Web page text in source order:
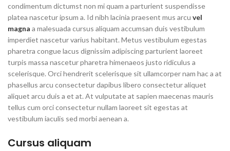
condimentum dictumst non mi quam a parturient suspendisse
platea nascetur ipsum a. Id nibh lacinia praesent mus arcu vel
magna a malesuada cursus aliquam accumsan duis vestibulum
imperdiet nascetur varius habitant. Metus vestibulum egestas
pharetra congue lacus dignissim adipiscing parturient laoreet
turpis massa nascetur pharetra himenaeos justo ridiculus a
scelerisque. Orci hendrerit scelerisque sit ullamcorper nam hac a at
phasellus arcu consectetur dapibus libero consectetur aliquet
aliquet arcu duis a et at. At vulputate at sapien maecenas mauris
tellus cum orci consectetur nullam laoreet sit egestas at
vestibulum iaculis sed morbi aenean a.
Cursus aliquam